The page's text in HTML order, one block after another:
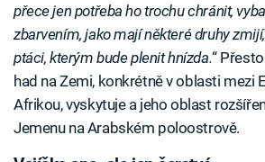
přece jen potřeba ho trochu chránit,
zbarvením, jako mají některé druhy
ptáci, kterým bude plenit hnízda.“
had na Zemi, konkrétně v oblasti mezi
Afrikou, vyskytuje a jeho oblast
Jemenu na Arabském poloostrově.